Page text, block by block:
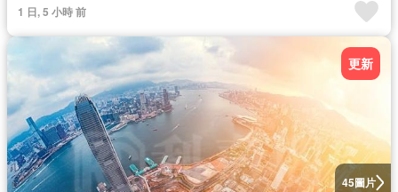
1 日, 5 小時 前
45圖片
更新